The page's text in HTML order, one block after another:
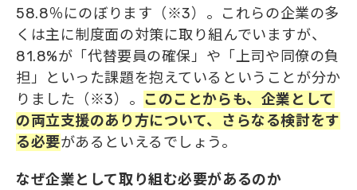
58.8％にのぼります（※3）。これらの企業の多
くは主に制度面の対策に取り組んでいますが、
81.8%が「代替要員の確保」や「上司や同僚の負
担」といった課題を抱えているということが分か
りました（※3）。 このことからも、企業として
の両立支援のあり方について、さらなる検討をす
る必要があるといえるでしょう。
なぜ企業として取り組む必要があるのか